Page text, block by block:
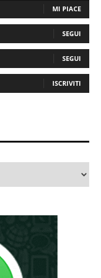
MI PIACE
SEGUI
SEGUI
ISCRIVITI